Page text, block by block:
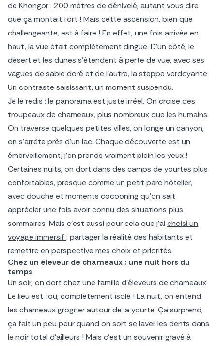
de Khongor : 200 mètres de dénivelé, autant vous dire
que ça montait fort ! Mais cette ascension, bien que
challengeante, est à faire ! En effet, une fois arrivée en
haut, la vue était complètement dingue. D’un côté, le
désert et les dunes s’étendent à perte de vue, avec ses
vagues de sable doré et de l’autre, la steppe verdoyante.
Un contraste saisissant, un moment suspendu.
Je le redis : le panorama est juste irréel. On croise des
troupeaux de chameaux, plus nombreux que les humains.
On traverse quelques petites villes, on longe un canyon,
on s’arrête près d’un lac. Chaque découverte est un
émerveillement, j’en prends vraiment plein les yeux !
Certaines nuits, on dort dans des camps de yourtes plus
confortables, presque comme un petit parc hôtelier,
avec douche et moments cocooning qu’on sait
apprécier une fois avoir connu des situations plus
sommaires. Mais c’est aussi pour cela que j’ai choisi un
voyage immersif : partager la réalité des habitants et
remettre en perspective mes choix et priorités.
Chez un éleveur de chameaux : une nuit hors du
temps
Un soir, on dort chez une famille d’éleveurs de chameaux.
Le lieu est fou, complètement isolé ! La nuit, on entend
les chameaux grogner autour de la yourte. Ça surprend,
ça fait un peu peur quand on sort se laver les dents dans
le noir total d’ailleurs ! Mais c’est un souvenir gravé à